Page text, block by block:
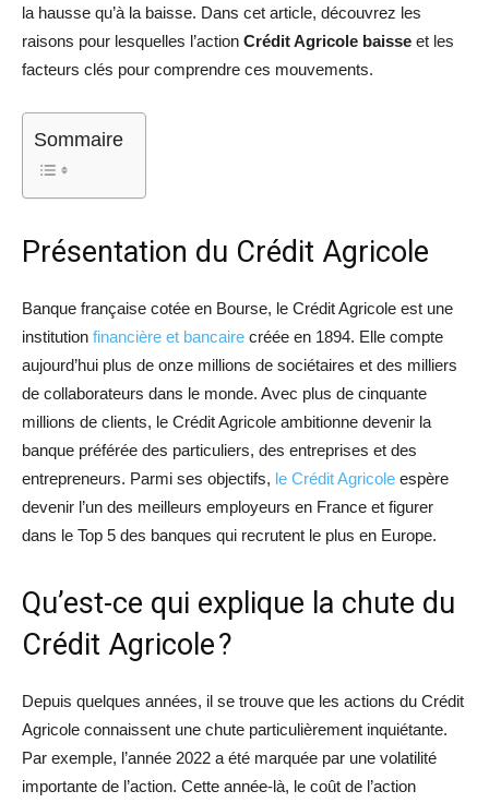
la hausse qu’à la baisse. Dans cet article, découvrez les
raisons pour lesquelles l’action Crédit Agricole baisse et les
facteurs clés pour comprendre ces mouvements.
Sommaire
Présentation du Crédit Agricole
Banque française cotée en Bourse, le Crédit Agricole est une
institution financière et bancaire créée en 1894. Elle compte
aujourd’hui plus de onze millions de sociétaires et des milliers
de collaborateurs dans le monde. Avec plus de cinquante
millions de clients, le Crédit Agricole ambitionne devenir la
banque préférée des particuliers, des entreprises et des
entrepreneurs. Parmi ses objectifs, le Crédit Agricole espère
devenir l’un des meilleurs employeurs en France et figurer
dans le Top 5 des banques qui recrutent le plus en Europe.
Qu’est-ce qui explique la chute du
Crédit Agricole ?
Depuis quelques années, il se trouve que les actions du Crédit
Agricole connaissent une chute particulièrement inquiétante.
Par exemple, l’année 2022 a été marquée par une volatilité
importante de l’action. Cette année-là, le coût de l’action